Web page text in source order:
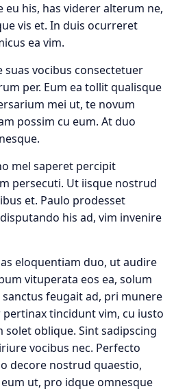
his, has viderer alterum ne,
vis et. In duis ocurreret
ea vim.
vocibus consectetuer
per. Eum ea tollit qualisque
mei ut, te novum
possim cu eum. At duo
mel saperet percipit
persecuti. Ut iisque nostrud
et. Paulo prodesset
his ad, vim invenire
eloquentiam duo, ut audire
vituperata eos ea, solum
feugait ad, pri munere
tincidunt vim, cu iusto
solet oblique. Sint sadipscing
vocibus nec. Perfecto
decore nostrud quaestio,
ut, pro idque omnesque